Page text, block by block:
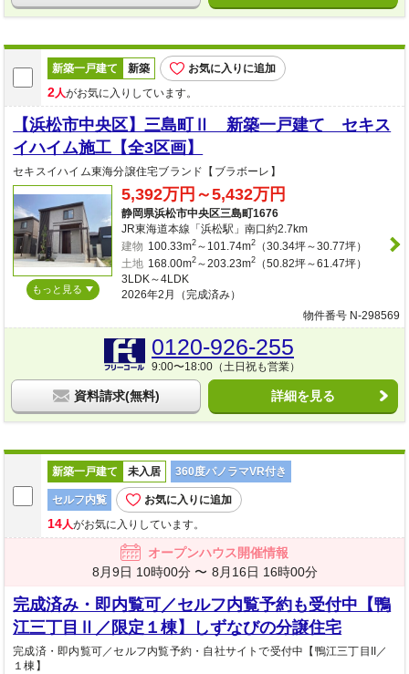
新築一戸建て 新築 お気に入りに追加
2人がお気に入りしています。
【浜松市中央区】三島町Ⅱ 新築一戸建て セキス
イハイム施工【全3区画】
セキスイハイム東海分譲住宅ブランド【ブラボーレ】
もっと見る
5,392万円～5,432万円
静岡県浜松市中央区三島町1676
JR東海道本線「浜松駅」南口約2.7km
建物 100.33m2～101.74m2（30.34坪～30.77坪）
土地 168.00m2～203.23m2（50.82坪～61.47坪）
3LDK～4LDK
2026年2月（完成済み）
物件番号 N-298569
0120-926-255
9:00〜18:00（土日祝も営業）
資料請求(無料) 詳細を見る
新築一戸建て 未入居 360度パノラマVR付き
セルフ内覧 お気に入りに追加
14人がお気に入りしています。
オープンハウス開催情報
8月9日 10時00分 〜 8月16日 16時00分
完成済み・即内覧可／セルフ内覧予約も受付中【鴨
江三丁目Ⅱ／限定１棟】しずなびの分譲住宅
完成済・即内覧可／セルフ内覧予約・自社サイトで受付中【鴨江三丁目II／
１棟】